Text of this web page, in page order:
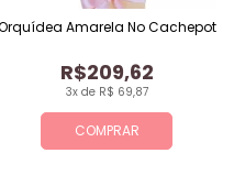
COMPRAR
3x de R$ 69,87
R$209,62
Amarela No Cachepot